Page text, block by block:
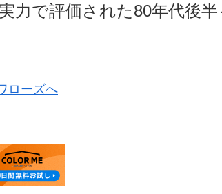
力で評価された80年代後半